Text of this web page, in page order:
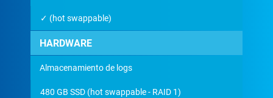
✓ (hot swappable)
HARDWARE
Almacenamiento de logs
480 GB SSD (hot swappable - RAID 1)